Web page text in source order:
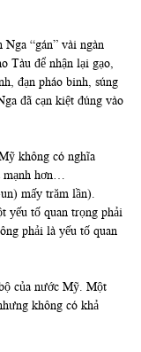
“gán” vài ngàn
Tàu để nhận lại gạo,
đạn pháo binh, súng
đã cạn kiệt đúng vào
không có nghĩa
mạnh hơn…
mấy trăm lần).
yếu tố quan trọng phải
phải là yếu tố quan
của nước Mỹ. Một
không có khả